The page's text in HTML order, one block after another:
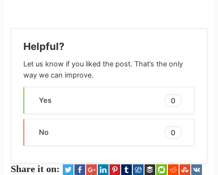
Helpful?
Let us know if you liked the post. That’s the only
way we can improve.
Yes 0
No 0
Share it on: